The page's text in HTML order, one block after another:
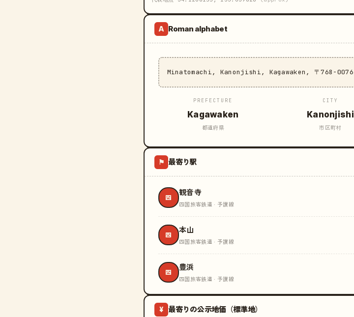
A Roman alphabet
Minatomachi, Kanonjishi, Kagawaken, 〒768-0076
PREFECTURE
Kagawaken
都道府県
CITY
Kanonjishi
市区町村
⚑ 最寄り駅
四
観音寺
四国旅客鉄道 · 予讃線
四
本山
四国旅客鉄道 · 予讃線
四
豊浜
四国旅客鉄道 · 予讃線
¥ 最寄りの公示地価（標準地）